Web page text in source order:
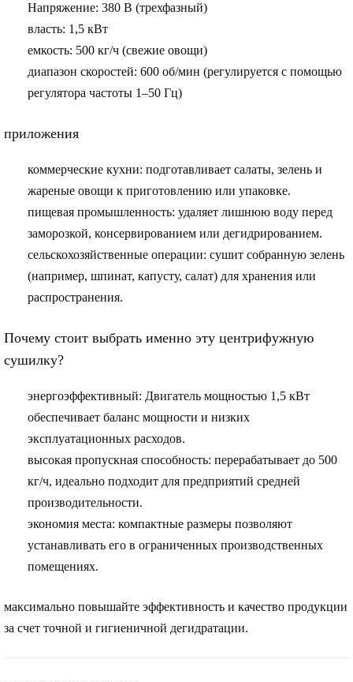
Напряжение: 380 В (трехфазный)
власть: 1,5 кВт
емкость: 500 кг/ч (свежие овощи)
диапазон скоростей: 600 об/мин (регулируется с помощью
регулятора частоты 1–50 Гц)
приложения
коммерческие кухни: подготавливает салаты, зелень и
жареные овощи к приготовлению или упаковке.
пищевая промышленность: удаляет лишнюю воду перед
заморозкой, консервированием или дегидрированием.
сельскохозяйственные операции: сушит собранную зелень
(например, шпинат, капусту, салат) для хранения или
распространения.
Почему стоит выбрать именно эту центрифужную
сушилку?
энергоэффективный: Двигатель мощностью 1,5 кВт
обеспечивает баланс мощности и низких
эксплуатационных расходов.
высокая пропускная способность: перерабатывает до 500
кг/ч, идеально подходит для предприятий средней
производительности.
экономия места: компактные размеры позволяют
устанавливать его в ограниченных производственных
помещениях.
максимально повышайте эффективность и качество продукции
за счет точной и гигиеничной дегидратации.